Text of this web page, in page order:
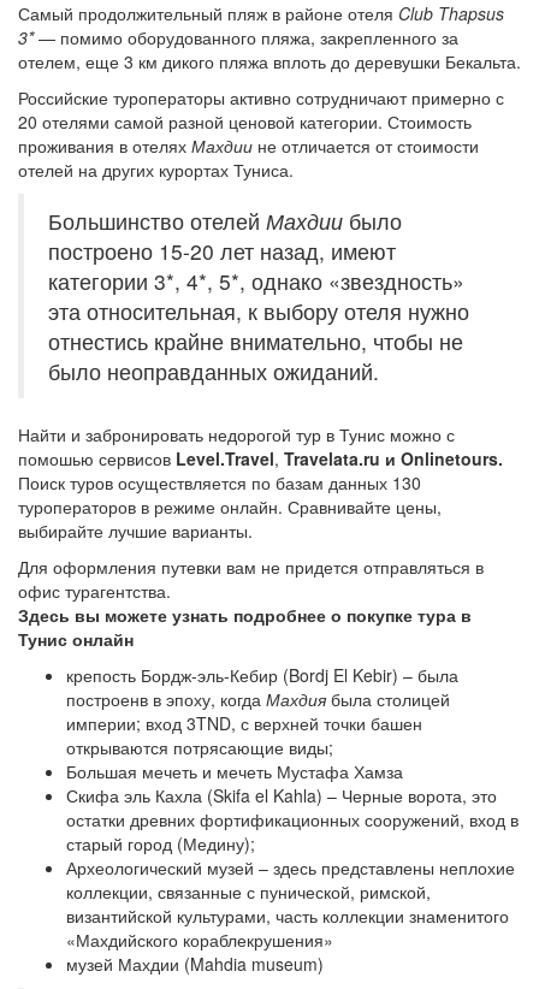
Самый продолжительный пляж в районе отеля Club Thapsus
3*— помимо оборудованного пляжа, закрепленного за
отелем, еще 3 км дикого пляжа вплоть до деревушки Бекальта.
Российские туроператоры активно сотрудничают примерно с
20 отелями самой разной ценовой категории. Стоимость
проживания в отелях Махдии не отличается от стоимости
отелей на других курортах Туниса.
Большинство отелей Махдии было
построено 15-20 лет назад, имеют
категории 3*, 4*, 5*, однако «звездность»
эта относительная, к выбору отеля нужно
отнестись крайне внимательно, чтобы не
было неоправданных ожиданий.
Найти и забронировать недорогой тур в Тунис можно с
помошью сервисов Level.Travel, Travelata.ru и Onlinetours.
Поиск туров осуществляется по базам данных 130
туроператоров в режиме онлайн. Сравнивайте цены,
выбирайте лучшие варианты.
Для оформления путевки вам не придется отправляться в
офис турагентства.
Здесь вы можете узнать подробнее о покупке тура в
Тунис онлайн
крепость Бордж-эль-Кебир (Bordj El Kebir) – была
построенв в эпоху, когда Махдия была столицей
империи; вход 3TND, с верхней точки башен
открываются потрясающие виды;
Большая мечеть и мечеть Мустафа Хамза
Скифа эль Кахла (Skifa el Kahla) – Черные ворота, это
остатки древних фортификационных сооружений, вход в
старый город (Медину);
Археологический музей – здесь представлены неплохие
коллекции, связанные с пунической, римской,
византийской культурами, часть коллекции знаменитого
«Махдийского кораблекрушения»
музей Махдии (Mahdia museum)